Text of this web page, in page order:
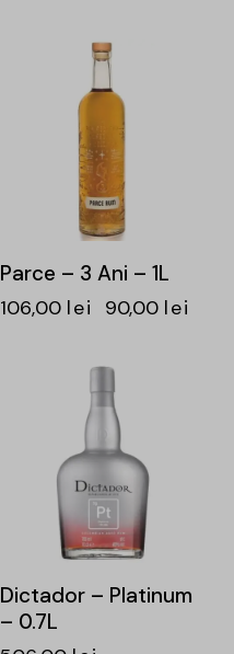
Parce – 3 Ani – 1L
106,00 lei 90,00 lei
Dictador – Platinum
– 0.7L